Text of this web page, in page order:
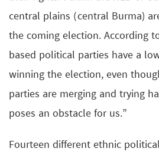
central plains (central Burma)
the coming election. According
based political parties have a
winning the election, even
parties are merging and trying
poses an obstacle for us.”
Fourteen different ethnic